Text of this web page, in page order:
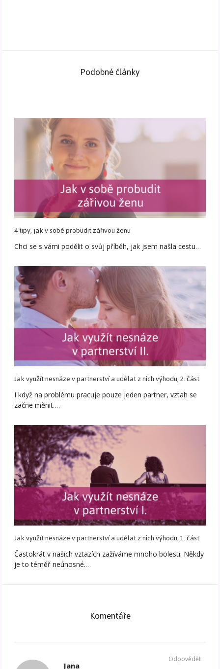
Podobné články
4 tipy, jak v sobě probudit zářivou ženu
Chci se s vámi podělit o svůj příběh, jak jsem našla cestu…
Jak využít nesnáze v partnerství a udělat z nich výhodu, 2. část
I když na problému pracuje pouze jeden partner, vztah se
začne měnit.…
Jak využít nesnáze v partnerství a udělat z nich výhodu, 1. část
Častokrát v našich vztazích zažíváme mnoho bolesti. Někdy
je to téměř neúnosné.…
Komentáře
Jana
Odpovědět